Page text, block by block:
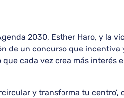
2030, Esther Haro, y la
de un concurso que
cada vez crea más interés
y transforma tu